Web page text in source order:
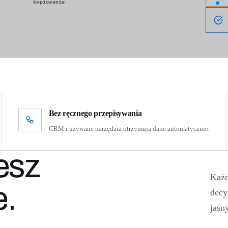
kopiowanie
Bez ręcznego przepisywania
CRM i używane narzędzia otrzymują dane automatycznie.